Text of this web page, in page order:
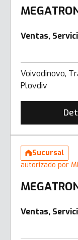
Ventas,
Voivodinovo,
Plovdiv
Sucursal
autorizado por
Ventas,